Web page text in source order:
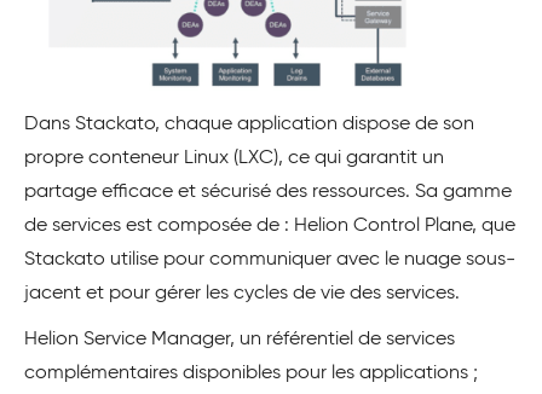
Dans Stackato, chaque application dispose de son
propre conteneur Linux (LXC), ce qui garantit un
partage efficace et sécurisé des ressources. Sa gamme
de services est composée de : Helion Control Plane, que
Stackato utilise pour communiquer avec le nuage sous-
jacent et pour gérer les cycles de vie des services.
Helion Service Manager, un référentiel de services
complémentaires disponibles pour les applications ;